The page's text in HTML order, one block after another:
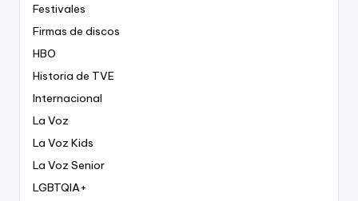
Festivales
Firmas de discos
HBO
Historia de TVE
Internacional
La Voz
La Voz Kids
La Voz Senior
LGBTQIA+